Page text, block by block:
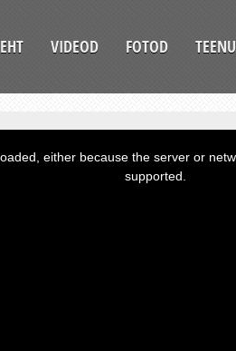
VIDEOD FOTOD
either because the server or
supported.